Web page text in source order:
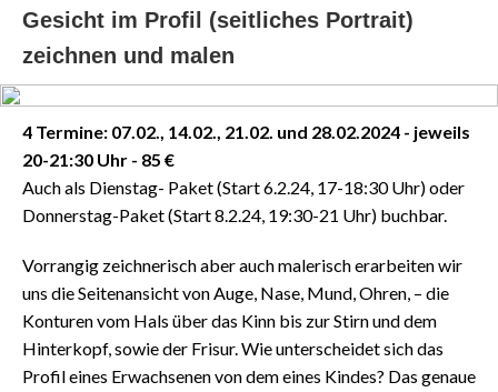
Gesicht im Profil (seitliches Portrait)
zeichnen und malen
4 Termine: 07.02., 14.02., 21.02. und 28.02.2024 - jeweils
20-21:30 Uhr - 85 €
Auch als Dienstag- Paket (Start 6.2.24, 17-18:30 Uhr) oder
Donnerstag-Paket (Start 8.2.24, 19:30-21 Uhr) buchbar.
Vorrangig zeichnerisch aber auch malerisch erarbeiten wir
uns die Seitenansicht von Auge, Nase, Mund, Ohren, – die
Konturen vom Hals über das Kinn bis zur Stirn und dem
Hinterkopf, sowie der Frisur. Wie unterscheidet sich das
Profil eines Erwachsenen von dem eines Kindes? Das genaue